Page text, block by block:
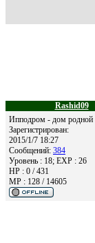
Rashid09
Ипподром - дом родной
Зарегистрирован:
2015/1/7 18:27
Сообщений: 384
Уровень : 18; EXP : 26
HP : 0 / 431
MP : 128 / 14605